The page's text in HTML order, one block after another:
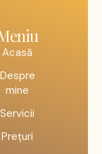
Acasă
Despre
mine
Servicii
Prețuri